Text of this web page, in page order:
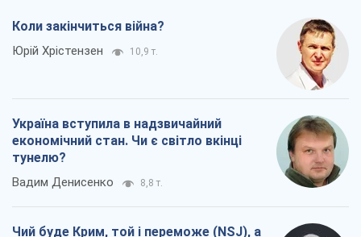
Коли закінчиться війна?
Юрій Хрістензен 10,9 т.
Україна вступила в надзвичайний
економічний стан. Чи є світло вкінці
тунелю?
Вадим Денисенко 8,8 т.
Чий буде Крим, той і переможе (NSJ), а